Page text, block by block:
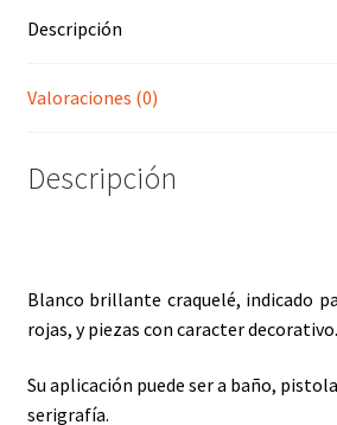
Descripción
Valoraciones (0)
Descripción
Blanco brillante craquelé, indicado
rojas, y piezas con caracter decorativo.
Su aplicación puede ser a baño,
serigrafía.